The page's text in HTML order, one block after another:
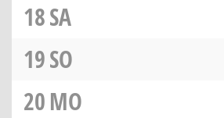
18SA
19SO
20MO